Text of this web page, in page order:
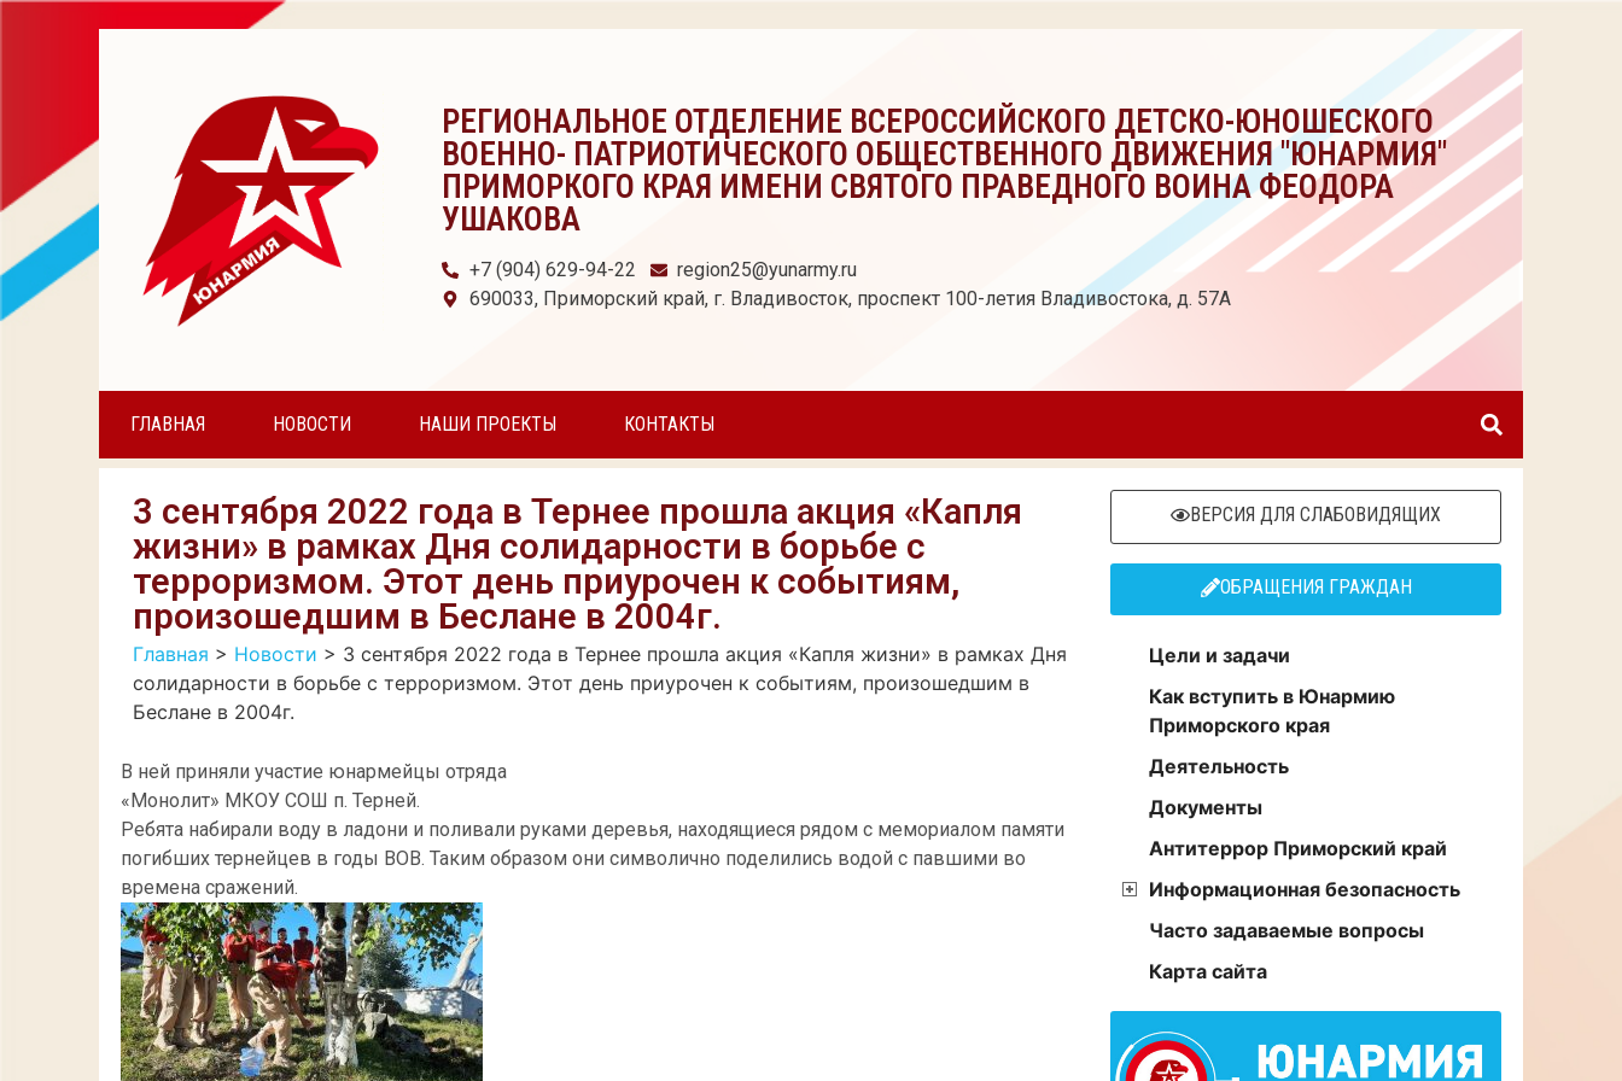
РЕГИОНАЛЬНОЕ ОТДЕЛЕНИЕ ВСЕРОССИЙСКОГО ДЕТСКО-ЮНОШЕСКОГО
ВОЕННО- ПАТРИОТИЧЕСКОГО ОБЩЕСТВЕННОГО ДВИЖЕНИЯ "ЮНАРМИЯ"
ПРИМОРКОГО КРАЯ ИМЕНИ СВЯТОГО ПРАВЕДНОГО ВОИНА ФЕОДОРА
УШАКОВА
+7 (904) 629-94-22
region25@yunarmy.ru
690033, Приморский край, г. Владивосток, проспект 100-летия Владивостока, д. 57А
ГЛАВНАЯ НОВОСТИ НАШИ ПРОЕКТЫ КОНТАКТЫ
3 сентября 2022 года в Тернее прошла акция «Капля
жизни» в рамках Дня солидарности в борьбе с
терроризмом. Этот день приурочен к событиям,
произошедшим в Беслане в 2004г.
Главная > Новости > 3 сентября 2022 года в Тернее прошла акция «Капля жизни» в рамках Дня
солидарности в борьбе с терроризмом. Этот день приурочен к событиям, произошедшим в
Беслане в 2004г.
В ней приняли участие юнармейцы отряда
«Монолит» МКОУ СОШ п. Терней.
Ребята набирали воду в ладони и поливали руками деревья, находящиеся рядом с мемориалом памяти
погибших тернейцев в годы ВОВ. Таким образом они символично поделились водой с павшими во
времена сражений.
ВЕРСИЯ ДЛЯ СЛАБОВИДЯЩИХ
ОБРАЩЕНИЯ ГРАЖДАН
Цели и задачи
Как вступить в Юнармию
Приморского края
Деятельность
Документы
Антитеррор Приморский край
Информационная безопасность
Часто задаваемые вопросы
Карта сайта